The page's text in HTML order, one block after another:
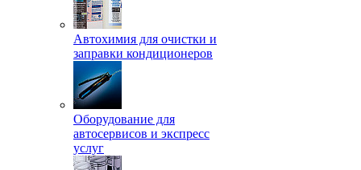
Автохимия для очистки и
заправки кондиционеров
Оборудование для
автосервисов и экспресс
услуг